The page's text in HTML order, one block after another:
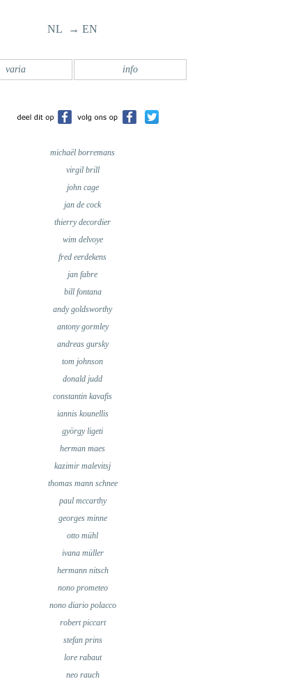
NL → EN
info
varia
michaël borremans
virgil brill
john cage
jan de cock
thierry decordier
wim delvoye
fred eerdekens
jan fabre
bill fontana
andy goldsworthy
antony gormley
andreas gursky
tom johnson
donald judd
constantin kavafis
iannis kounellis
györgy ligeti
herman maes
kazimir malevitsj
thomas mann schnee
paul mccarthy
georges minne
otto mühl
ivana müller
hermann nitsch
nono prometeo
nono diario polacco
robert piccart
stefan prins
lore rabaut
neo rauch